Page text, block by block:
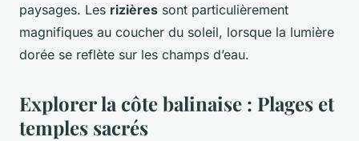
paysages. Les rizières sont particulièrement
magnifiques au coucher du soleil, lorsque la lumière
dorée se reflète sur les champs d’eau.
Explorer la côte balinaise : Plages et
temples sacrés